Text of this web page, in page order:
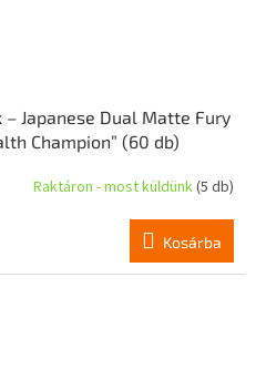
Japanese Dual Matte Fury
Champion” (60 db)
Raktáron - most küldünk(5 db)
Kosárba